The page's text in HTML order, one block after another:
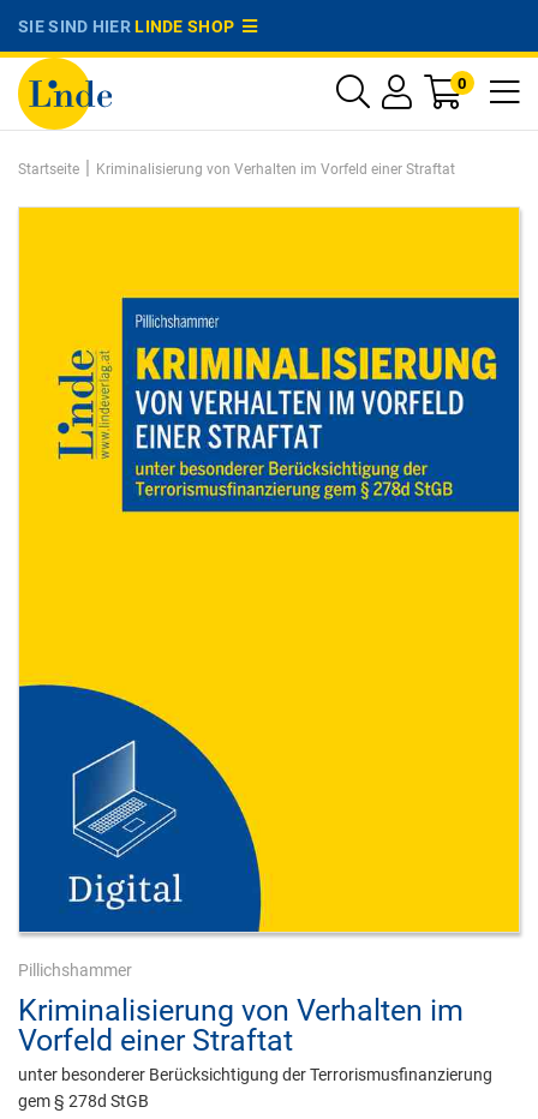
SIE SIND HIERLINDE SHOP
0
Startseite | Kriminalisierung von Verhalten im Vorfeld einer Straftat
Pillichshammer
Kriminalisierung von Verhalten im
Vorfeld einer Straftat
unter besonderer Berücksichtigung der Terrorismusfinanzierung
gem § 278d StGB